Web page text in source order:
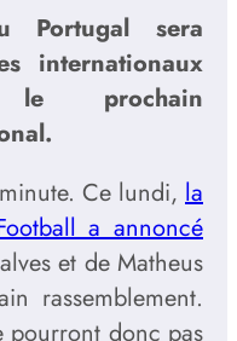
Portugal sera
internationaux
le prochain
Ce lundi, la
a annoncé
et de Matheus
rassemblement.
pourront donc pas